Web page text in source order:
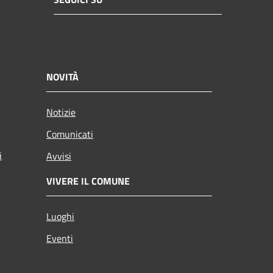
NOVITÀ
Notizie
Comunicati
Avvisi
VIVERE IL COMUNE
Luoghi
Eventi